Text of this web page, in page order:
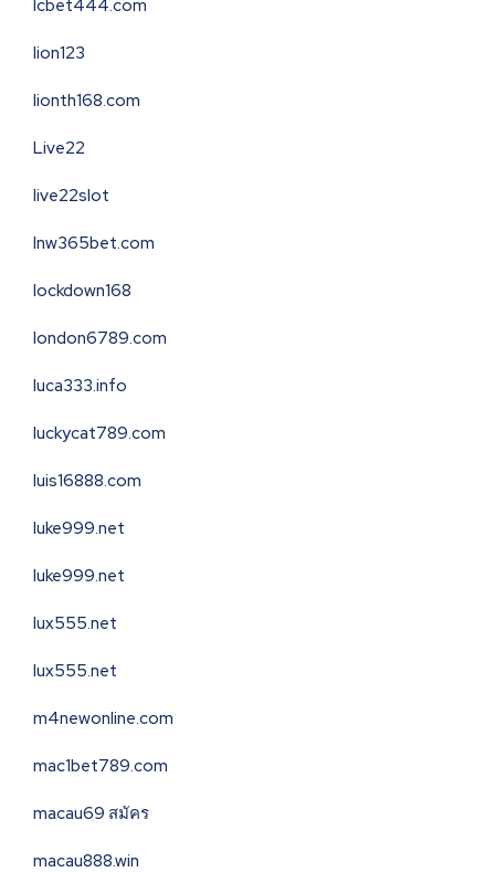
lcbet444.com
lion123
lionth168.com
Live22
live22slot
lnw365bet.com
lockdown168
london6789.com
luca333.info
luckycat789.com
luis16888.com
luke999.net
luke999.net
lux555.net
lux555.net
m4newonline.com
mac1bet789.com
macau69 สมัคร
macau888.win